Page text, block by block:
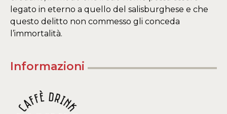
legato in eterno a quello del salisburghese e che
questo delitto non commesso gli conceda
l’immortalità.
Informazioni